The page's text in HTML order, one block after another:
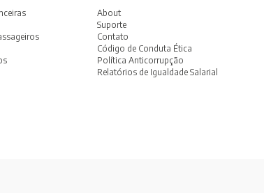
About
Suporte
Contato
Código de Conduta Ética
Política Anticorrupção
Relatórios de Igualdade Salarial